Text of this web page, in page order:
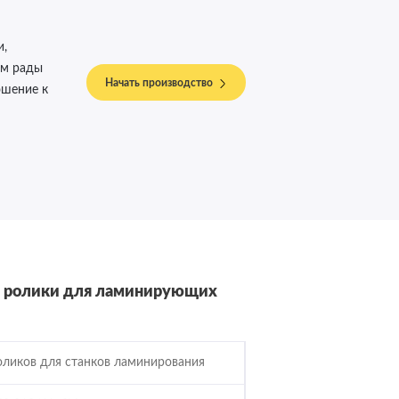
рады
к
Начать производство
ролики для ламинирующих
для станков ламинирования